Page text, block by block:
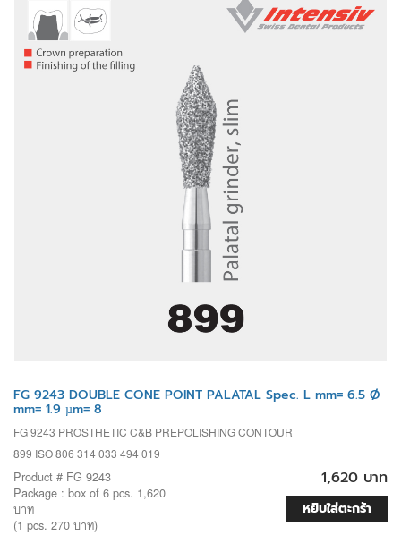
FG 9243 DOUBLE CONE POINT PALATAL Spec. L mm= 6.5 Ø
mm= 1.9 µm= 8
FG 9243 PROSTHETIC C&B PREPOLISHING CONTOUR
899 ISO 806 314 033 494 019
Product # FG 9243
Package : box of 6 pcs. 1,620
บาท
(1 pcs. 270 บาท)
1,620 บาท
หยิบใส่ตะกร้า